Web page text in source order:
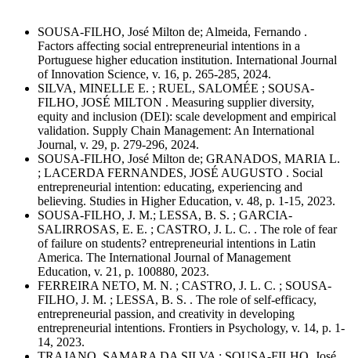
SOUSA-FILHO, José Milton de; Almeida, Fernando .
Factors affecting social entrepreneurial intentions in a
Portuguese higher education institution. International Journal
of Innovation Science, v. 16, p. 265-285, 2024.
SILVA, MINELLE E. ; RUEL, SALOMÉE ; SOUSA-
FILHO, JOSÉ MILTON . Measuring supplier diversity,
equity and inclusion (DEI): scale development and empirical
validation. Supply Chain Management: An International
Journal, v. 29, p. 279-296, 2024.
SOUSA-FILHO, José Milton de; GRANADOS, MARIA L.
; LACERDA FERNANDES, JOSÉ AUGUSTO . Social
entrepreneurial intention: educating, experiencing and
believing. Studies in Higher Education, v. 48, p. 1-15, 2023.
SOUSA-FILHO, J. M.; LESSA, B. S. ; GARCIA-
SALIRROSAS, E. E. ; CASTRO, J. L. C. . The role of fear
of failure on students? entrepreneurial intentions in Latin
America. The International Journal of Management
Education, v. 21, p. 100880, 2023.
FERREIRA NETO, M. N. ; CASTRO, J. L. C. ; SOUSA-
FILHO, J. M. ; LESSA, B. S. . The role of self-efficacy,
entrepreneurial passion, and creativity in developing
entrepreneurial intentions. Frontiers in Psychology, v. 14, p. 1-
14, 2023.